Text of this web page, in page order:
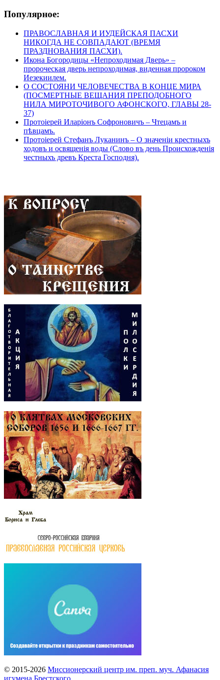
Популярное:
ПРАВОСЛАВНАЯ И ИУДЕЙСКАЯ ПАСХИ
НИКОГДА НЕ СОВПАДАЮТ (ВРЕМЯ
ПРАЗДНОВАНИЯ ПАСХИ).
Икона Богородицы «Непроходимая Дверь» –
пророческая дверь непроходимая, виденная пророком
Иезекиилем.
О СОСТОЯНИ ЧЕЛОВЕЧЕСТВА В КОНЦЕ МИРА
(ПОСМЕРТНЫЕ ВЕЩАНИЯ ПРЕПОДОБНОГО
НИЛА МИРОТОЧИВОГО АФОНСКОГО, ГЛАВЫ 28-
37)
Протоіерей Иларіонъ Софроновичъ – Чтецамъ и
пѣвцамъ.
Протоіерей Стефанъ Луканинъ – О значеніи крестныхъ
ходовъ и освященія воды (Слово въ день Происхожденія
честныхъ древъ Креста Господня).
© 2015-2026 Миссионерский центр им. преп. муч. Афанасия
игумена Брестского